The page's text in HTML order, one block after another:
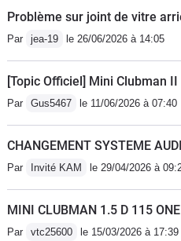
Problème sur joint de vitre
Par jea-19 le 26/06/2026 à 14:05
[Topic Officiel] Mini Clubman
Par Gus5467 le 11/06/2026 à 07:40
CHANGEMENT SYSTEME
Par Invité KAM le 29/04/2026 à
MINI CLUBMAN 1.5 D 115 ONE
Par vtc25600 le 15/03/2026 à 17:39